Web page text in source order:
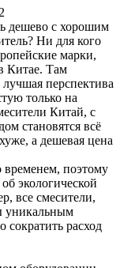
дешево с хорошим
Ни для кого
марки,
Китае. Там
перспектива
только на
Китай, с
становятся всё
а дешевая цена
временем, поэтому
экологической
все смесители,
уникальным
сократить расход